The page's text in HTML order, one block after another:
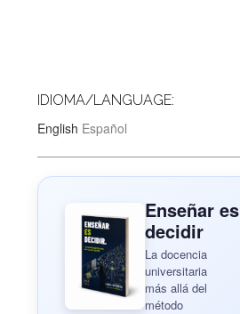
IDIOMA/LANGUAGE:
English Español
Enseñar es
decidir
La docencia
universitaria
más allá del
método